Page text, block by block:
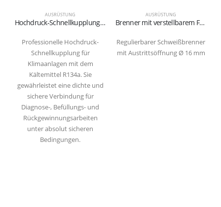
AUSRÜSTUNG
Hochdruck-Schnellkupplung für das Kältemittel R134a (rot)
Professionelle Hochdruck-
Schnellkupplung für
Klimaanlagen mit dem
Kältemittel R134a. Sie
gewährleistet eine dichte und
sichere Verbindung für
Diagnose-, Befüllungs- und
Rückgewinnungsarbeiten
unter absolut sicheren
Bedingungen.
AUSRÜSTUNG
Brenner mit verstellbarem Flammenaustritt Ø 11,5 mm
Regulierbarer Schweißbrenner
mit Austrittsöffnung Ø 16 mm